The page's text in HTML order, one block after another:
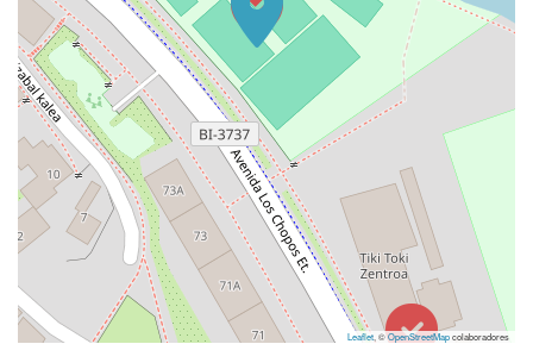
Leaflet , ©OpenStreetMapcolaboradores